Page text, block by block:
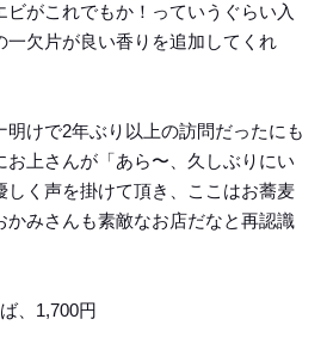
ビがこれでもか！っていうぐらい入
一欠片が良い香りを追加してくれ
明けで2年ぶり以上の訪問だったにも
お上さんが「あら〜、久しぶりにい
しく声を掛けて頂き、ここはお蕎麦
かみさんも素敵なお店だなと再認識
、1,700円